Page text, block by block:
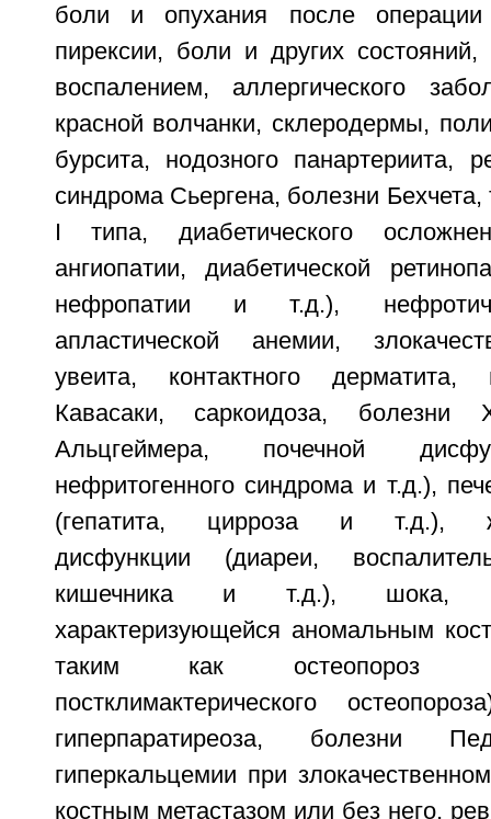
боли и опухания после
пирексии, боли и других
воспалением, аллергического
красной волчанки, склеродермы,
бурсита, нодозного панартериита,
синдрома Сьергена, болезни Бехчета,
I типа, диабетического
ангиопатии, диабетической
нефропатии и т.д.),
апластической анемии,
увеита, контактного дерматита,
Кавасаки, саркоидоза, болезни
Альцгеймера, почечной
нефритогенного синдрома и т.д.),
(гепатита, цирроза и т.д.),
дисфункции (диареи,
кишечника и т.д.), шока,
характеризующейся аномальным
таким как остеопороз
постклимактерического
гиперпаратиреоза, болезни
гиперкальцемии при
костным метастазом или без него,